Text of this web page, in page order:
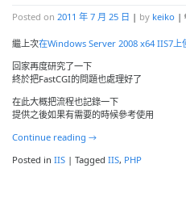
Posted on 2011 年 7 月 25 日 | by keiko |
繼上次在Windows Server 2008 x64 IIS7上
回家再度研究了一下
終於把FastCGI的問題也處理好了
在此大概把流程也記錄一下
提供之後如果有需要的時候參考使用
Continue reading →
Posted in IIS | Tagged IIS, PHP